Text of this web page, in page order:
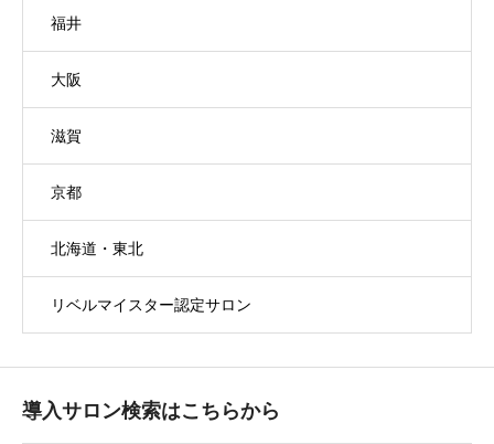
福井
大阪
滋賀
京都
北海道・東北
リベルマイスター認定サロン
導入サロン検索はこちらから